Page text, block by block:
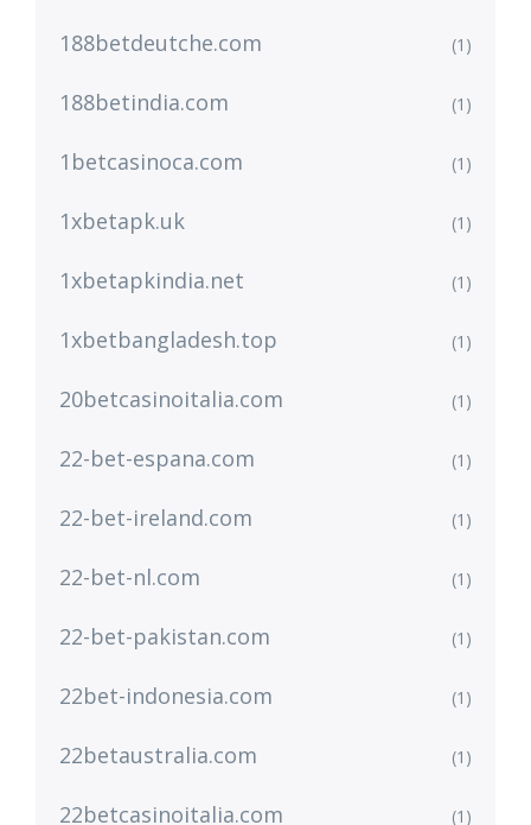
188betdeutche.com (1)
188betindia.com (1)
1betcasinoca.com (1)
1xbetapk.uk (1)
1xbetapkindia.net (1)
1xbetbangladesh.top (1)
20betcasinoitalia.com (1)
22-bet-espana.com (1)
22-bet-ireland.com (1)
22-bet-nl.com (1)
22-bet-pakistan.com (1)
22bet-indonesia.com (1)
22betaustralia.com (1)
22betcasinoitalia.com (1)